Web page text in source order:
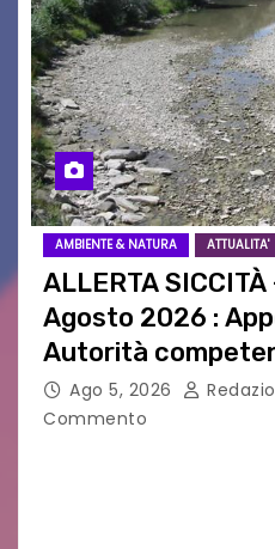
AMBIENTE & NATURA ATTUALITA'
ALLERTA SICCITÀ
Agosto 2026 :
Autorità
Ago 5, 2026
Commento